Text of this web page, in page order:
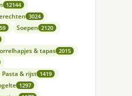
12144
3024
Soepen 2120
& tapas 2015
Pasta & rijst 1419
1297